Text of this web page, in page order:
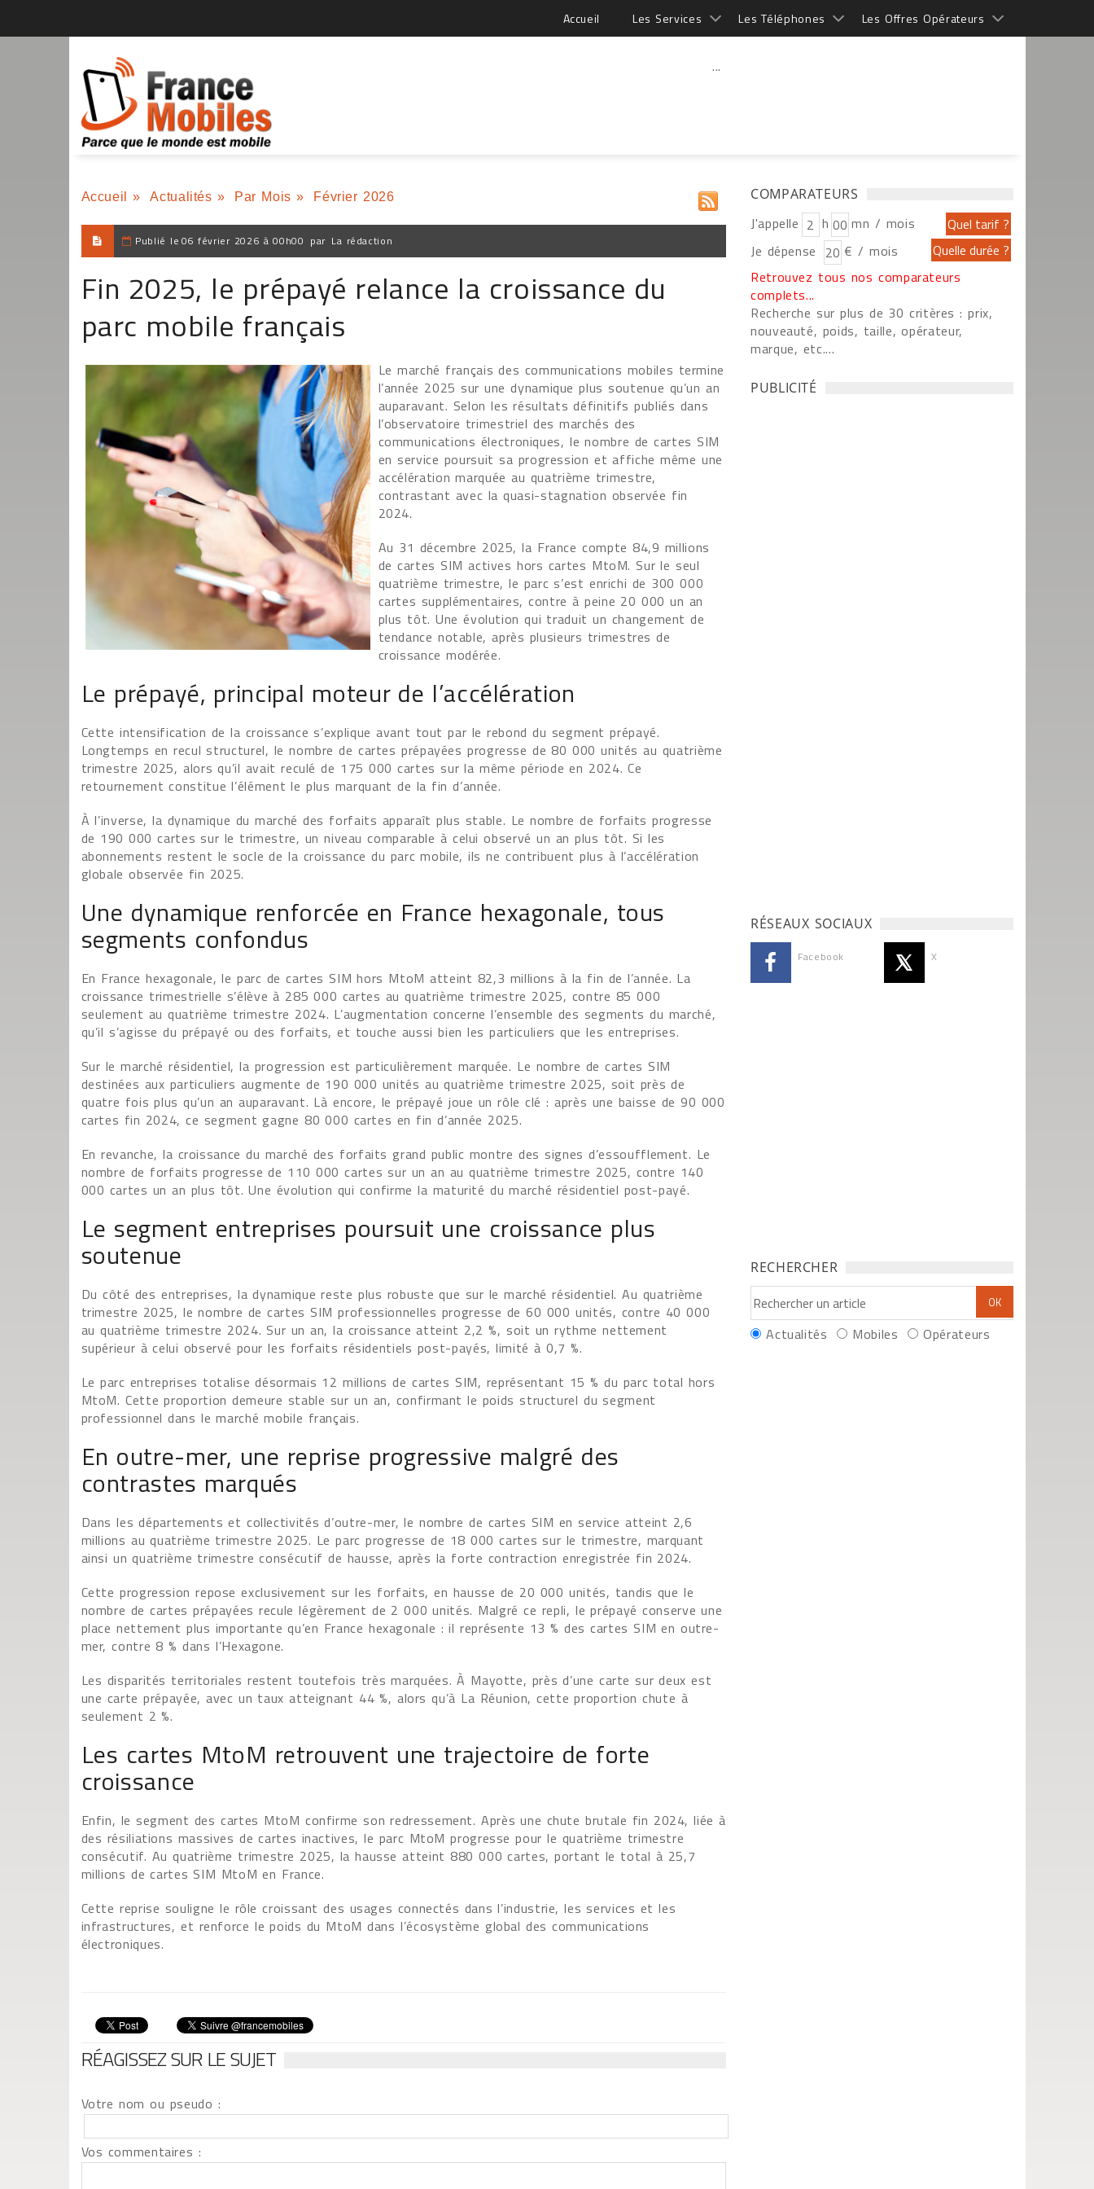
Accueil Les Services Les Téléphones Les Offres Opérateurs
...
Accueil » Actualités » Par Mois » Février 2026
Publié le 06 février 2026 à 00h00 par La rédaction
Fin 2025, le prépayé relance la croissance du
parc mobile français
Le marché français des communications mobiles termine
l’année 2025 sur une dynamique plus soutenue qu’un an
auparavant. Selon les résultats définitifs publiés dans
l’observatoire trimestriel des marchés des
communications électroniques, le nombre de cartes SIM
en service poursuit sa progression et affiche même une
accélération marquée au quatrième trimestre,
contrastant avec la quasi-stagnation observée fin
2024.
Au 31 décembre 2025, la France compte 84,9 millions
de cartes SIM actives hors cartes MtoM. Sur le seul
quatrième trimestre, le parc s’est enrichi de 300 000
cartes supplémentaires, contre à peine 20 000 un an
plus tôt. Une évolution qui traduit un changement de
tendance notable, après plusieurs trimestres de
croissance modérée.
Le prépayé, principal moteur de l’accélération
Cette intensification de la croissance s’explique avant tout par le rebond du segment prépayé.
Longtemps en recul structurel, le nombre de cartes prépayées progresse de 80 000 unités au quatrième
trimestre 2025, alors qu’il avait reculé de 175 000 cartes sur la même période en 2024. Ce
retournement constitue l’élément le plus marquant de la fin d’année.
À l’inverse, la dynamique du marché des forfaits apparaît plus stable. Le nombre de forfaits progresse
de 190 000 cartes sur le trimestre, un niveau comparable à celui observé un an plus tôt. Si les
abonnements restent le socle de la croissance du parc mobile, ils ne contribuent plus à l’accélération
globale observée fin 2025.
Une dynamique renforcée en France hexagonale, tous
segments confondus
En France hexagonale, le parc de cartes SIM hors MtoM atteint 82,3 millions à la fin de l’année. La
croissance trimestrielle s’élève à 285 000 cartes au quatrième trimestre 2025, contre 85 000
seulement au quatrième trimestre 2024. L’augmentation concerne l’ensemble des segments du marché,
qu’il s’agisse du prépayé ou des forfaits, et touche aussi bien les particuliers que les entreprises.
Sur le marché résidentiel, la progression est particulièrement marquée. Le nombre de cartes SIM
destinées aux particuliers augmente de 190 000 unités au quatrième trimestre 2025, soit près de
quatre fois plus qu’un an auparavant. Là encore, le prépayé joue un rôle clé : après une baisse de 90 000
cartes fin 2024, ce segment gagne 80 000 cartes en fin d’année 2025.
En revanche, la croissance du marché des forfaits grand public montre des signes d’essoufflement. Le
nombre de forfaits progresse de 110 000 cartes sur un an au quatrième trimestre 2025, contre 140
000 cartes un an plus tôt. Une évolution qui confirme la maturité du marché résidentiel post-payé.
Le segment entreprises poursuit une croissance plus
soutenue
Du côté des entreprises, la dynamique reste plus robuste que sur le marché résidentiel. Au quatrième
trimestre 2025, le nombre de cartes SIM professionnelles progresse de 60 000 unités, contre 40 000
au quatrième trimestre 2024. Sur un an, la croissance atteint 2,2 %, soit un rythme nettement
supérieur à celui observé pour les forfaits résidentiels post-payés, limité à 0,7 %.
Le parc entreprises totalise désormais 12 millions de cartes SIM, représentant 15 % du parc total hors
MtoM. Cette proportion demeure stable sur un an, confirmant le poids structurel du segment
professionnel dans le marché mobile français.
En outre-mer, une reprise progressive malgré des
contrastes marqués
Dans les départements et collectivités d’outre-mer, le nombre de cartes SIM en service atteint 2,6
millions au quatrième trimestre 2025. Le parc progresse de 18 000 cartes sur le trimestre, marquant
ainsi un quatrième trimestre consécutif de hausse, après la forte contraction enregistrée fin 2024.
Cette progression repose exclusivement sur les forfaits, en hausse de 20 000 unités, tandis que le
nombre de cartes prépayées recule légèrement de 2 000 unités. Malgré ce repli, le prépayé conserve une
place nettement plus importante qu’en France hexagonale : il représente 13 % des cartes SIM en outre-
mer, contre 8 % dans l’Hexagone.
Les disparités territoriales restent toutefois très marquées. À Mayotte, près d’une carte sur deux est
une carte prépayée, avec un taux atteignant 44 %, alors qu’à La Réunion, cette proportion chute à
seulement 2 %.
Les cartes MtoM retrouvent une trajectoire de forte
croissance
Enfin, le segment des cartes MtoM confirme son redressement. Après une chute brutale fin 2024, liée à
des résiliations massives de cartes inactives, le parc MtoM progresse pour le quatrième trimestre
consécutif. Au quatrième trimestre 2025, la hausse atteint 880 000 cartes, portant le total à 25,7
millions de cartes SIM MtoM en France.
Cette reprise souligne le rôle croissant des usages connectés dans l’industrie, les services et les
infrastructures, et renforce le poids du MtoM dans l’écosystème global des communications
électroniques.
RÉAGISSEZ SUR LE SUJET
Votre nom ou pseudo :
Vos commentaires :
COMPARATEURS
J'appelle h
mn / mois
Je dépense
€ / mois
Retrouvez tous nos comparateurs
complets...
Recherche sur plus de 30 critères : prix,
nouveauté, poids, taille, opérateur,
marque, etc....
PUBLICITÉ
RÉSEAUX SOCIAUX
Facebook X
RECHERCHER
Actualités Mobiles Opérateurs